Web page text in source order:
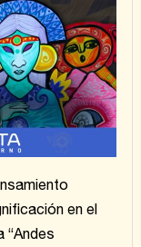
en el
“Andes